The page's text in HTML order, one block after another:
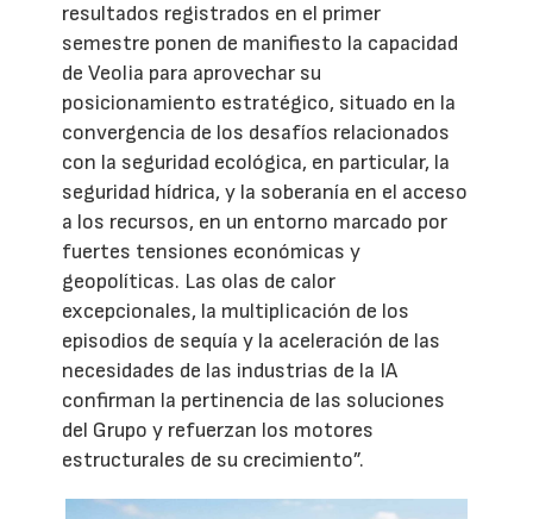
resultados registrados en el primer
semestre ponen de manifiesto la capacidad
de Veolia para aprovechar su
posicionamiento estratégico, situado en la
convergencia de los desafíos relacionados
con la seguridad ecológica, en particular, la
seguridad hídrica, y la soberanía en el acceso
a los recursos, en un entorno marcado por
fuertes tensiones económicas y
geopolíticas. Las olas de calor
excepcionales, la multiplicación de los
episodios de sequía y la aceleración de las
necesidades de las industrias de la IA
confirman la pertinencia de las soluciones
del Grupo y refuerzan los motores
estructurales de su crecimiento”.